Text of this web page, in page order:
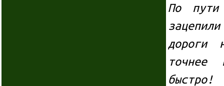
По пути
дороги
быстро!